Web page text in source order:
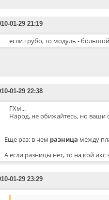
01-29 21:19
если грубо, то модуль -
01-29 22:38
ГХм...
Народ, не обижайтесь, но ваши
Еще раз: в чем разница между
А если разницы нет, то на кой
01-29 23:29